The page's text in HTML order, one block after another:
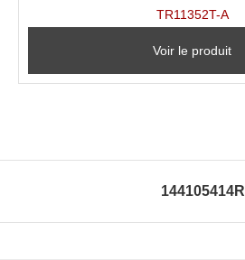
TR11352T-A
Voir le produit
144105414R